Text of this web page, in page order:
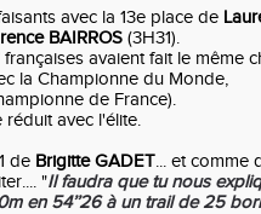
avec la 13e place de
BAIRROS (3H31).
avaient fait le même
la Championne du Monde,
de France).
avec l'élite.
de Brigitte GADET... et comme
"Il faudra que tu nous
en 54’’26 à un trail de 25